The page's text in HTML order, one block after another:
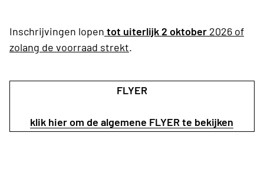
Inschrijvingen lopen tot uiterlijk 2 oktober 2026 of
zolang de voorraad strekt.
FLYER
klik hier om de algemene FLYER te bekijken